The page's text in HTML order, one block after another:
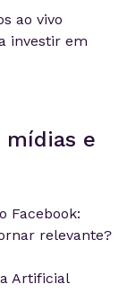
ao vivo
investir em
mídias e
Facebook:
relevante?
Artificial